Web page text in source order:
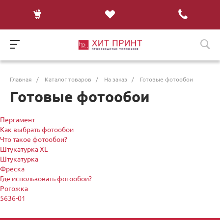
Главная / Каталог товаров / На заказ / Готовые фотообои
Готовые фотообои
Пергамент
Как выбрать фотообои
Что такое фотообои?
Штукатурка XL
Штукатурка
Фреска
Где использовать фотообои?
Рогожка
5636-01